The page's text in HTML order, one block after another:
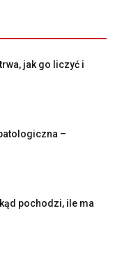
jak go liczyć i
–
pochodzi, ile ma